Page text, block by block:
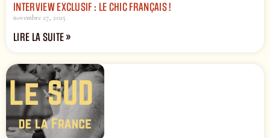
INTERVIEW EXCLUSIF : LE CHIC FRANÇAIS !
novembre 27, 2025
LIRE LA SUITE »